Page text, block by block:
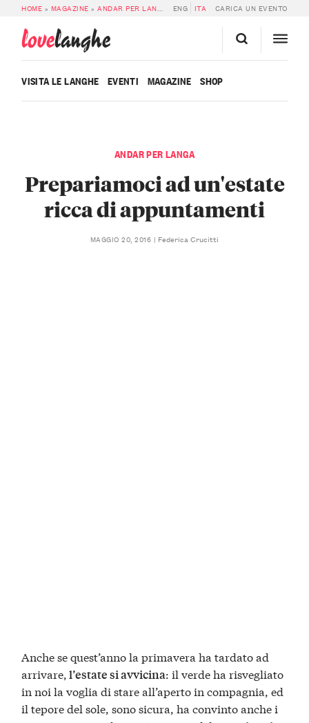
HOME » MAGAZINE »ANDAR PER LANGA »PREPARIAMOCI AD UN’ESTATE
ENG ITA CARICA UN EVENTO
lovelanghe
VISITA LE LANGHE EVENTI MAGAZINE SHOP
ANDAR PER LANGA
Prepariamoci ad un'estate
ricca di appuntamenti
MAGGIO 20, 2016 Federica Crucitti
Anche se quest’anno la primavera ha tardato ad
arrivare,l’estate si avvicina: il verde ha risvegliato
in noi la voglia di stare all’aperto in compagnia, ed
il tepore del sole, sono sicura, ha convinto anche i